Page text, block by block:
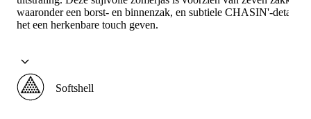
waaronder een borst- en binnenzak, en subtiele CHASIN'-details
het een herkenbare touch geven.
Softshell